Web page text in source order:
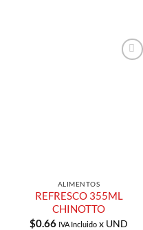
ALIMENTOS
REFRESCO 355ML
CHINOTTO
$0.66 IVA Incluido x UND